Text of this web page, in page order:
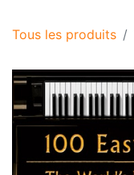
Tous les produits